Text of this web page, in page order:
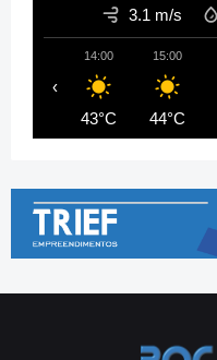
3.1 m/s
14:00
43°C
15:00
44°C
‹